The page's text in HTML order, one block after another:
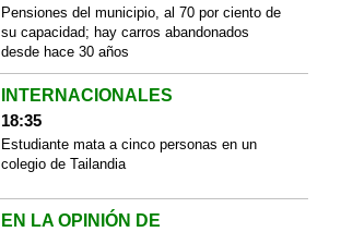
Pensiones del municipio, al 70 por ciento de
su capacidad; hay carros abandonados
desde hace 30 años
INTERNACIONALES
18:35
Estudiante mata a cinco personas en un
colegio de Tailandia
EN LA OPINIÓN DE